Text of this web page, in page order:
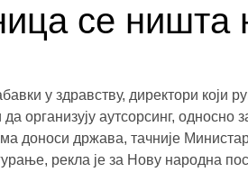
се ништа
у здравству, директори који
да организују аутсорсинг,
доноси држава, тачније
рекла је за Нову народна